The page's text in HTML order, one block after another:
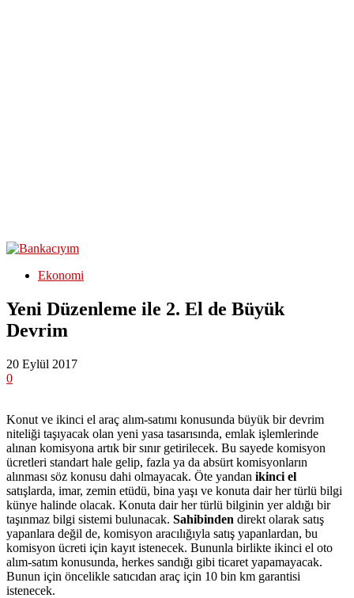
Ekonomi
Yeni Düzenleme ile 2. El de Büyük
Devrim
20 Eylül 2017
0
Konut ve ikinci el araç alım-satımı konusunda büyük bir devrim
niteliği taşıyacak olan yeni yasa tasarısında, emlak işlemlerinde
alınan komisyona artık bir sınır getirilecek. Bu sayede komisyon
ücretleri standart hale gelip, fazla ya da absürt komisyonların
alınması söz konusu dahi olmayacak. Öte yandan ikinci el
satışlarda, imar, zemin etüdü, bina yaşı ve konuta dair her türlü bilgi
künye halinde olacak. Konuta dair her türlü bilginin yer aldığı bir
taşınmaz bilgi sistemi bulunacak. Sahibinden direkt olarak satış
yapanlara değil de, komisyon aracılığıyla satış yapanlardan, bu
komisyon ücreti için kayıt istenecek. Bununla birlikte ikinci el oto
alım-satım konusunda, herkes sandığı gibi ticaret yapamayacak.
Bunun için öncelikle satıcıdan araç için 10 bin km garantisi
istenecek.